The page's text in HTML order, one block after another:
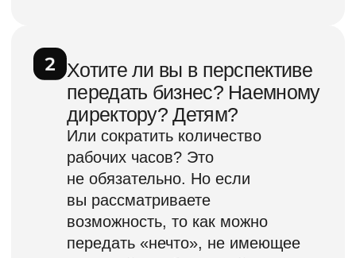
Стаж
33 года консультирую собственников
бизнеса и обучаю руководителей.
Стаж в бизнесе 38 лет
Статус
Управляющий партнёр
консалтинговой компании «Amadeus
Group», Рига, Латвия